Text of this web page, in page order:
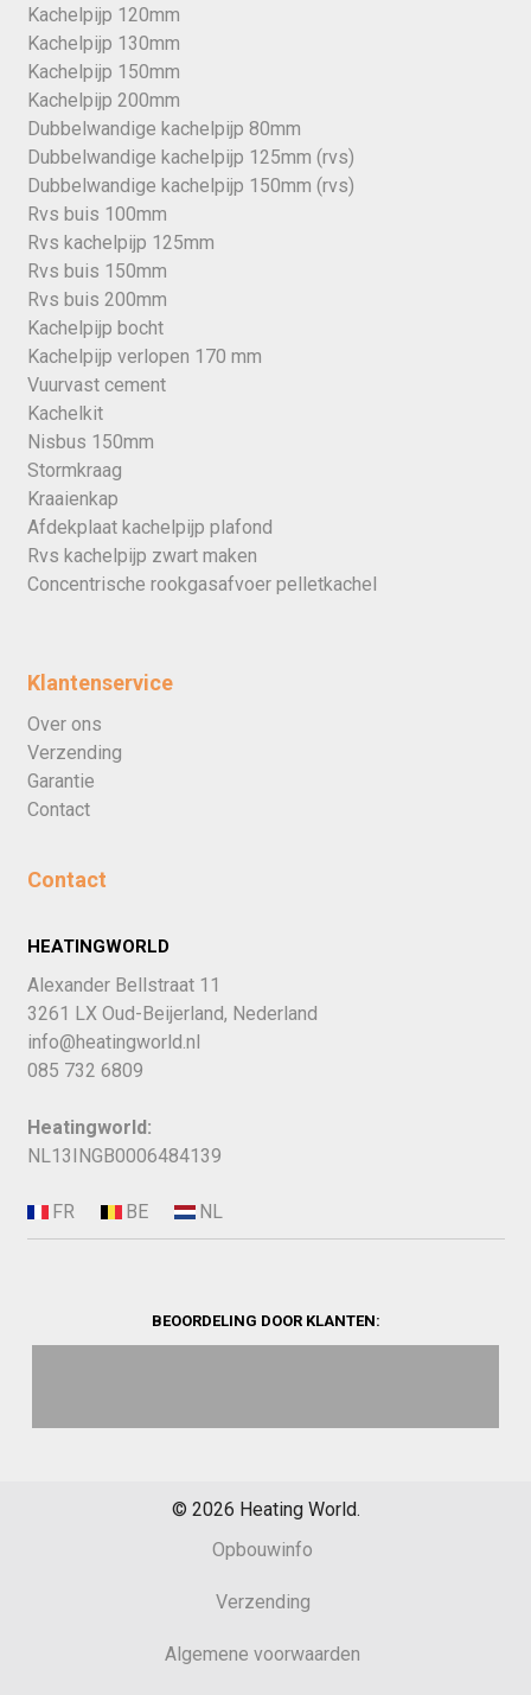
Kachelpijp 120mm
Kachelpijp 130mm
Kachelpijp 150mm
Kachelpijp 200mm
Dubbelwandige kachelpijp 80mm
Dubbelwandige kachelpijp 125mm (rvs)
Dubbelwandige kachelpijp 150mm (rvs)
Rvs buis 100mm
Rvs kachelpijp 125mm
Rvs buis 150mm
Rvs buis 200mm
Kachelpijp bocht
Kachelpijp verlopen 170 mm
Vuurvast cement
Kachelkit
Nisbus 150mm
Stormkraag
Kraaienkap
Afdekplaat kachelpijp plafond
Rvs kachelpijp zwart maken
Concentrische rookgasafvoer pelletkachel
Klantenservice
Over ons
Verzending
Garantie
Contact
Contact
HEATINGWORLD
Alexander Bellstraat 11
3261 LX Oud-Beijerland, Nederland
info@heatingworld.nl
085 732 6809
Heatingworld:
NL13INGB0006484139
BEOORDELING DOOR KLANTEN:
© 2026 Heating World.
Opbouwinfo
Verzending
Algemene voorwaarden